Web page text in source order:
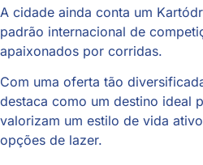
A cidade ainda conta um
padrão internacional de
apaixonados por corridas.
Com uma oferta tão
destaca como um destino ideal
valorizam um estilo de vida
opções de lazer.